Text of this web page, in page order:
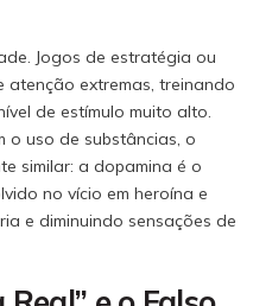
Jogos de estratégia ou
atenção extremas, treinando
de estímulo muito alto.
o uso de substâncias, o
similar: a dopamina é o
no vício em heroína e
e diminuindo sensações de